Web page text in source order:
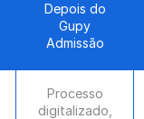
Depois do
Gupy
Admissão
Processo
digitalizado,